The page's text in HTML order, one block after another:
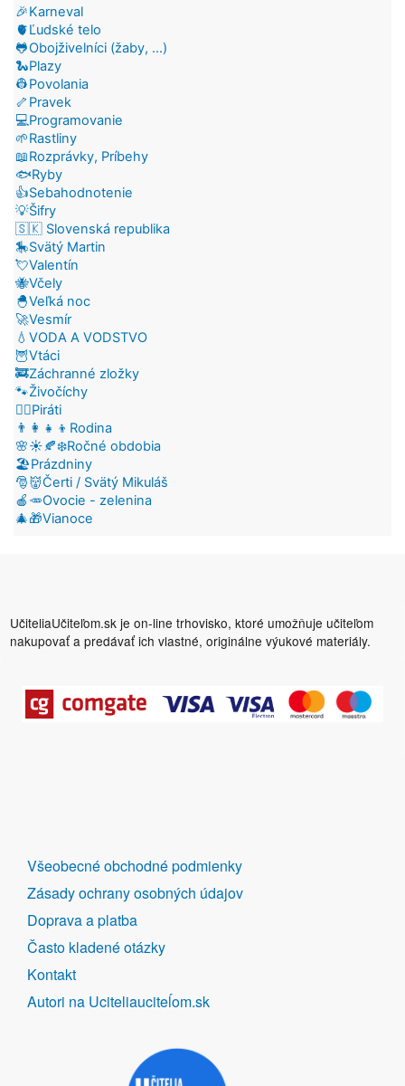
🎉Karneval
🫀Ľudské telo
🐸Obojživelníci (žaby, ...)
🐍Plazy
👷Povolania
🦴Pravek
💻Programovanie
🌱Rastliny
📖Rozprávky, Príbehy
🐟Ryby
👍Sebahodnotenie
💡Šifry
🇸🇰 Slovenská republika
🎠Svätý Martin
💘Valentín
🐝Včely
🐣Veľká noc
🚀Vesmír
💧VODA A VODSTVO
🦉Vtáci
🚒Záchranné zložky
🐾Živočíchy
🏴‍☠️Piráti
👨‍👩‍👧‍👦Rodina
🌸☀️🍂❄️Ročné obdobia
🏖️Prázdniny
🎅👹Čerti / Svätý Mikuláš
🍎🥕Ovocie - zelenina
🎄🎁Vianoce
UčiteliaUčiteľom.sk je on-line trhovisko, ktoré umožňuje učiteľom
nakupovať a predávať ich vlastné, originálne výukové materiály.
DALŠÍ
ODKAZY
Všeobecné obchodné podmienky
Zásady ochrany osobných údajov
Doprava a platba
Často kladené otázky
Kontakt
Autori na Uciteliauciteĺom.sk